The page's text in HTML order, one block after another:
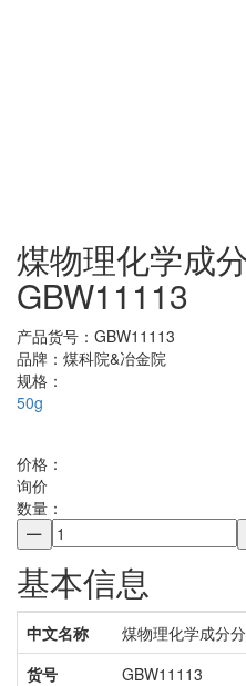
煤物理化学成
GBW11113
产品货号： GBW11113
品牌： 煤科院&冶金院
规格：
50g
价格：
询价
数量：
基本信息
中文名称
煤物理化学成分
货号
GBW11113